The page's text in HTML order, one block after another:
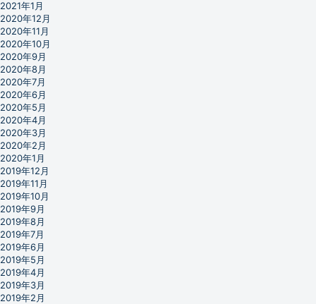
2021年1月
2020年12月
2020年11月
2020年10月
2020年9月
2020年8月
2020年7月
2020年6月
2020年5月
2020年4月
2020年3月
2020年2月
2020年1月
2019年12月
2019年11月
2019年10月
2019年9月
2019年8月
2019年7月
2019年6月
2019年5月
2019年4月
2019年3月
2019年2月